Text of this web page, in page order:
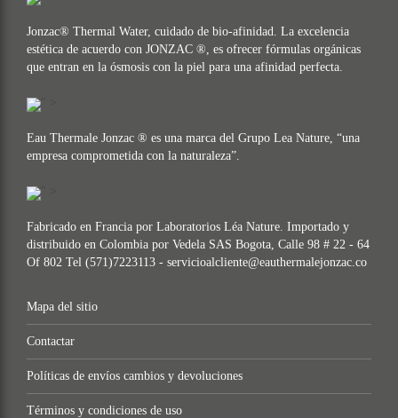
Jonzac® Thermal Water, cuidado de bio-afinidad. La excelencia
estética de acuerdo con JONZAC ®, es ofrecer fórmulas orgánicas
que entran en la ósmosis con la piel para una afinidad perfecta.
Eau Thermale Jonzac ® es una marca del Grupo Lea Nature, “una
empresa comprometida con la naturaleza”.
Fabricado en Francia por Laboratorios Léa Nature. Importado y
distribuido en Colombia por Vedela SAS Bogota, Calle 98 # 22 - 64
Of 802 Tel (571)7223113 - servicioalcliente@eauthermalejonzac.co
Mapa del sitio
Contactar
Políticas de envíos cambios y devoluciones
Términos y condiciones de uso